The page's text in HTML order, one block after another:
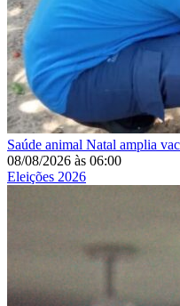
Saúde animal Natal amplia
08/08/2026 às 06:00
Eleições 2026